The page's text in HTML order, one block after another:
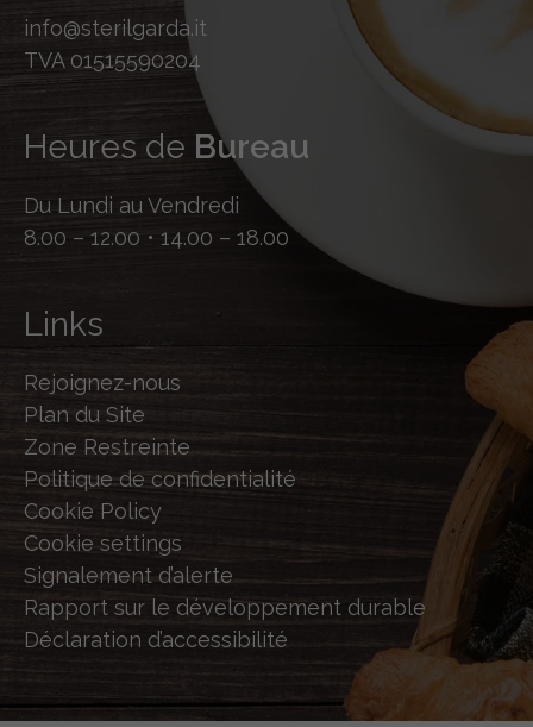
info@sterilgarda.it
TVA 01515590204
Heures de Bureau
Du Lundi au Vendredi
8.00 – 12.00 • 14.00 – 18.00
Links
Rejoignez-nous
Plan du Site
Zone Restreinte
Politique de confidentialité
Cookie Policy
Cookie settings
Signalement d’alerte
Rapport sur le développement durable
Déclaration d’accessibilité